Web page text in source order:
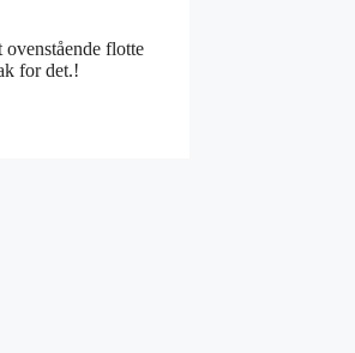
ovenstående flotte
for det.!